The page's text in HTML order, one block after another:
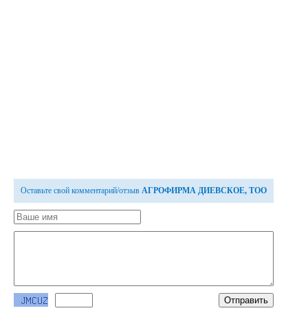
Оставьте свой комментарий/отзыв АГРОФИРМА ДИЕВСКОЕ, ТОО